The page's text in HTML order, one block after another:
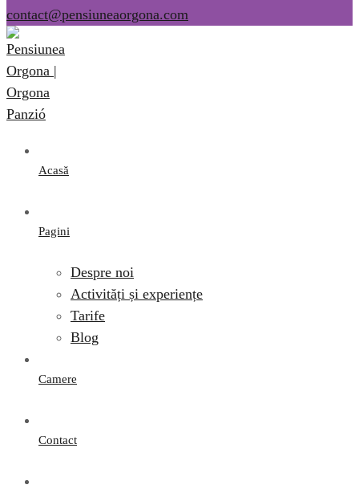
contact@pensiuneaorgona.com
Acasă
Pagini
Despre noi
Activități și experiențe
Tarife
Blog
Camere
Contact